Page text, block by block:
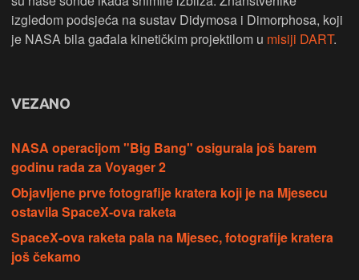
izgledom podsjeća na sustav Didymosa i Dimorphosa, koji
je NASA bila gađala kinetičkim projektilom u misiji DART.
VEZANO
NASA operacijom "Big Bang" osigurala još barem
godinu rada za Voyager 2
Objavljene prve fotografije kratera koji je na Mjesecu
ostavila SpaceX-ova raketa
SpaceX-ova raketa pala na Mjesec, fotografije kratera
još čekamo